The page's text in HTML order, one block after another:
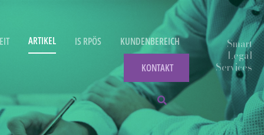
ARTIKEL IS RPÖS KUNDENBEREICH
KONTAKT